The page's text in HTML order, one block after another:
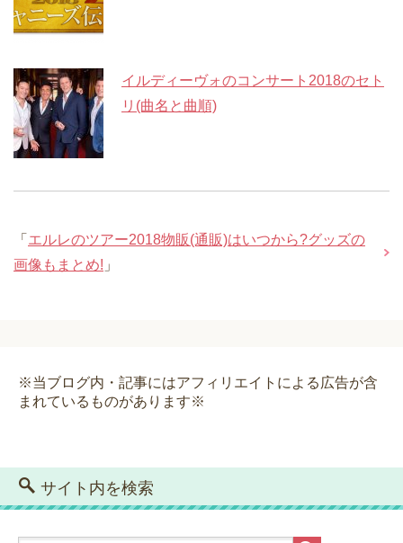
イルディーヴォのコンサート2018のセト
リ(曲名と曲順)
「 エルレのツアー2018物販(通販)はいつから?グッズの
画像もまとめ! 」
※当ブログ内・記事にはアフィリエイトによる広告が含
まれているものがあります※
サイト内を検索